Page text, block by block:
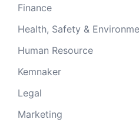
Finance
Health, Safety &
Human Resource
Kemnaker
Legal
Marketing